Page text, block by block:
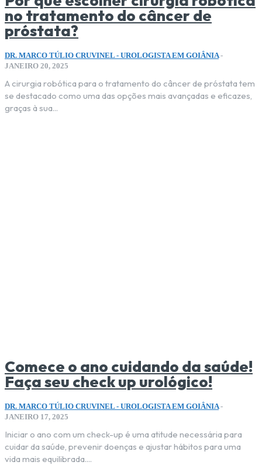
no tratamento do câncer de
próstata?
DR. MARCO TÚLIO CRUVINEL - UROLOGISTA EM GOIÂNIA -
JANEIRO 20, 2025
A cirurgia robótica para o tratamento do câncer de próstata tem
se destacado como uma das opções mais avançadas e eficazes,
graças à sua...
Comece o ano cuidando da saúde!
Faça seu check up urológico!
DR. MARCO TÚLIO CRUVINEL - UROLOGISTA EM GOIÂNIA -
JANEIRO 17, 2025
Iniciar o ano com um check-up é uma atitude necessária para
cuidar da saúde, prevenir doenças e ajustar hábitos para uma
vida mais equilibrada....